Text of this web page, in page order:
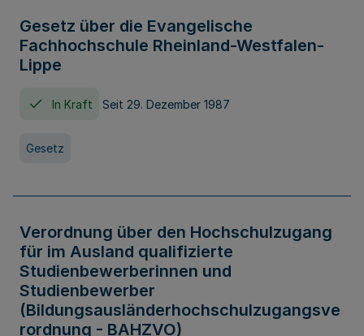
Gesetz über die Evangelische
Fachhochschule Rheinland-Westfalen-
Lippe
In Kraft Seit 29. Dezember 1987
Gesetz
Verordnung über den Hochschulzugang
für im Ausland qualifizierte
Studienbewerberinnen und
Studienbewerber
(Bildungsausländerhochschulzugangsve
rordnung - BAHZVO)